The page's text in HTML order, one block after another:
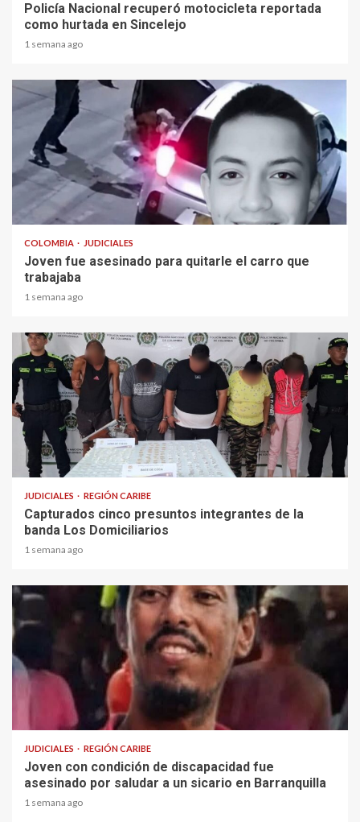
Policía Nacional recuperó motocicleta reportada
como hurtada en Sincelejo
1 semana ago
2 min read
COLOMBIA JUDICIALES
Joven fue asesinado para quitarle el carro que
trabajaba
1 semana ago
1 min read
JUDICIALES REGIÓN CARIBE
Capturados cinco presuntos integrantes de la
banda Los Domiciliarios
1 semana ago
JUDICIALES REGIÓN CARIBE
Joven con condición de discapacidad fue
asesinado por saludar a un sicario en Barranquilla
1 semana ago